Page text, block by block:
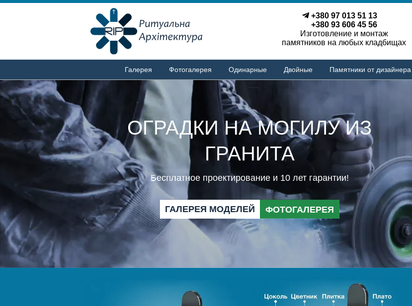
+380 97 013 51 13
+380 93 606 45 56
Изготовление и монтаж
памятников на любых кладбищах
Галерея Фотогалерея Одинарные Двойные Памятники от дизайнера
ОГРАДКИ НА МОГИЛУ ИЗ
ГРАНИТА
Бесплатное проектирование и 10 лет гарантии!
ГАЛЕРЕЯ МОДЕЛЕЙ ФОТОГАЛЕРЕЯ